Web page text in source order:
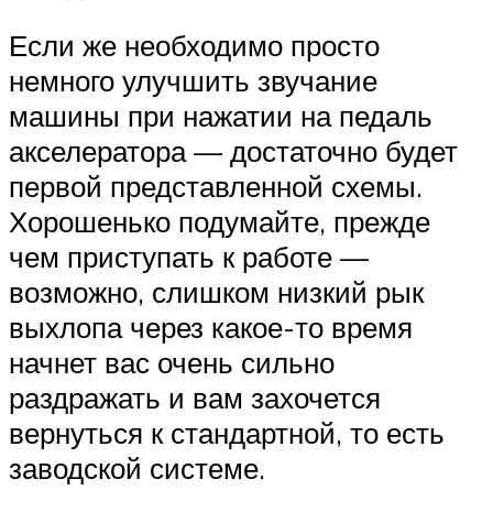
Если же необходимо просто
немного улучшить звучание
машины при нажатии на педаль
акселератора — достаточно будет
первой представленной схемы.
Хорошенько подумайте, прежде
чем приступать к работе —
возможно, слишком низкий рык
выхлопа через какое-то время
начнет вас очень сильно
раздражать и вам захочется
вернуться к стандартной, то есть
заводской системе.